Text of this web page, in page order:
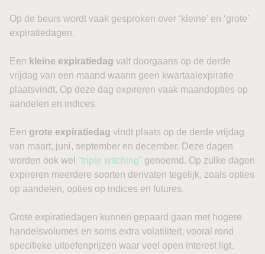
Op de beurs wordt vaak gesproken over ‘kleine’ en ‘grote’
expiratiedagen.
Een kleine expiratiedag valt doorgaans op de derde
vrijdag van een maand waarin geen kwartaalexpiratie
plaatsvindt. Op deze dag expireren vaak maandopties op
aandelen en indices.
Een grote expiratiedag vindt plaats op de derde vrijdag
van maart, juni, september en december. Deze dagen
worden ook wel “triple witching” genoemd. Op zulke dagen
expireren meerdere soorten derivaten tegelijk, zoals opties
op aandelen, opties op indices en futures.
Grote expiratiedagen kunnen gepaard gaan met hogere
handelsvolumes en soms extra volatiliteit, vooral rond
specifieke uitoefenprijzen waar veel open interest ligt.